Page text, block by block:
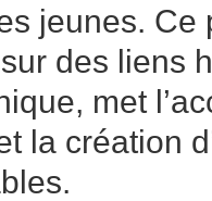
jeunes. Ce
des liens
met
la création